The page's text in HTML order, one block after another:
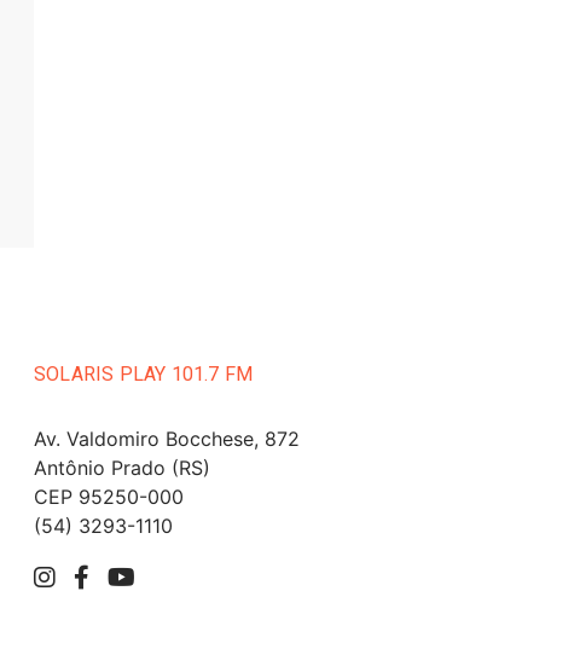
SOLARIS PLAY 101.7 FM
Av. Valdomiro Bocchese, 872
Antônio Prado (RS)
CEP 95250-000
(54) 3293-1110